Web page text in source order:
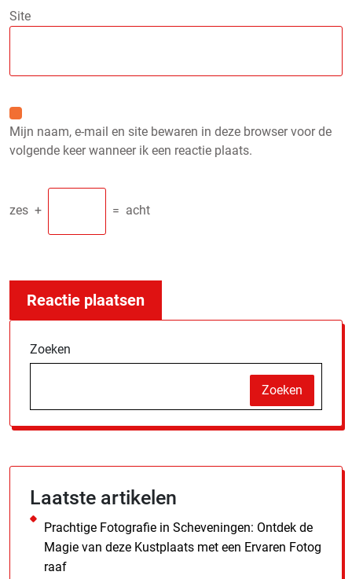
Site
Mijn naam, e-mail en site bewaren in deze browser voor de
volgende keer wanneer ik een reactie plaats.
zes + = acht
Zoeken
Zoeken
Laatste artikelen
Prachtige Fotografie in Scheveningen: Ontdek de
Magie van deze Kustplaats met een Ervaren Fotog
raaf